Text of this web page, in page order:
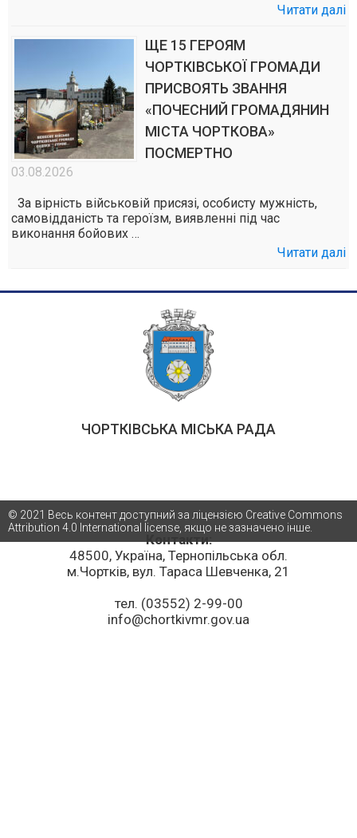
Читати далі
ЩЕ 15 ГЕРОЯМ
ЧОРТКІВСЬКОЇ ГРОМАДИ
ПРИСВОЯТЬ ЗВАННЯ
«ПОЧЕСНИЙ ГРОМАДЯНИН
МІСТА ЧОРТКОВА»
ПОСМЕРТНО
03.08.2026
За вірність військовій присязі, особисту мужність,
самовідданість та героїзм, виявленні під час
виконання бойових …
Читати далі
ЧОРТКІВСЬКА МІСЬКА РАДА
Контакти:
48500, Україна, Тернопільська обл.
м.Чортків, вул. Тараса Шевченка, 21
тел. (03552) 2-99-00
info@chortkivmr.gov.ua
© 2021 Весь контент доступний за ліцензією Creative Commons
Attribution 4.0 International license, якщо не зазначено інше.